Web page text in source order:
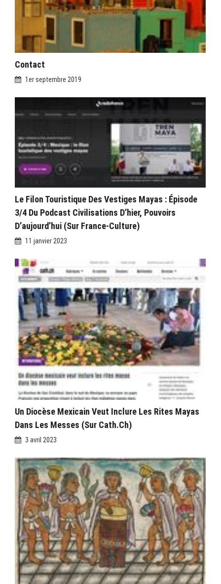
Contact
1er septembre 2019
Le Filon Touristique Des Vestiges Mayas : Épisode
3/4 Du Podcast Civilisations D’hier, Pouvoirs
D’aujourd’hui (sur France-Culture)
11 janvier 2023
Un Diocèse Mexicain Veut Inclure Les Rites Mayas
Dans Les Messes (sur Cath.ch)
3 avril 2023